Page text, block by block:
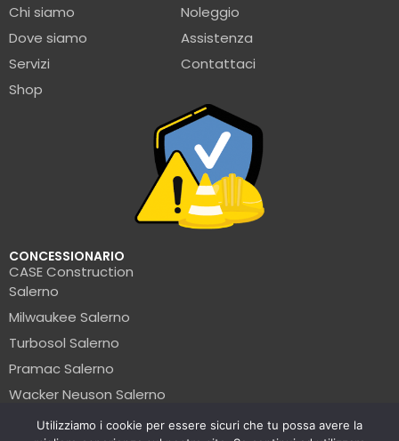
Chi siamo
Dove siamo
Servizi
Shop
Noleggio
Assistenza
Contattaci
CONCESSIONARIO
CASE Construction
Salerno
Milwaukee Salerno
Turbosol Salerno
Pramac Salerno
Wacker Neuson Salerno
Clark Salerno
Utilizziamo i cookie per essere sicuri che tu possa avere la